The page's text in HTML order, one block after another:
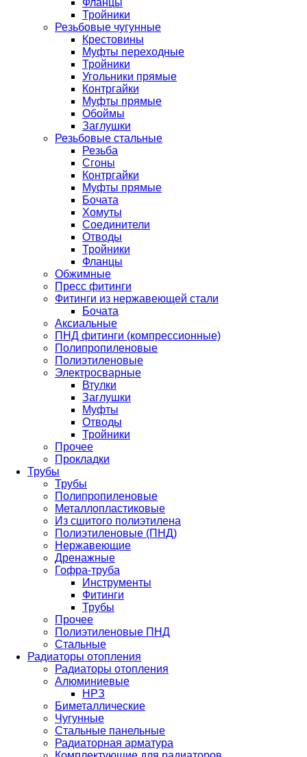
Фланцы
Тройники
Резьбовые чугунные
Крестовины
Муфты переходные
Тройники
Угольники прямые
Контргайки
Муфты прямые
Обоймы
Заглушки
Резьбовые стальные
Резьба
Сгоны
Контргайки
Муфты прямые
Бочата
Хомуты
Соединители
Отводы
Тройники
Фланцы
Обжимные
Пресс фитинги
Фитинги из нержавеющей стали
Бочата
Аксиальные
ПНД фитинги (компрессионные)
Полипропиленовые
Полиэтиленовые
Электросварные
Втулки
Заглушки
Муфты
Отводы
Тройники
Прочее
Прокладки
Трубы
Трубы
Полипропиленовые
Металлопластиковые
Из сшитого полиэтилена
Полиэтиленовые (ПНД)
Нержавеющие
Дренажные
Гофра-труба
Инструменты
Фитинги
Трубы
Прочее
Полиэтиленовые ПНД
Стальные
Радиаторы отопления
Радиаторы отопления
Алюминиевые
НРЗ
Биметаллические
Чугунные
Стальные панельные
Радиаторная арматура